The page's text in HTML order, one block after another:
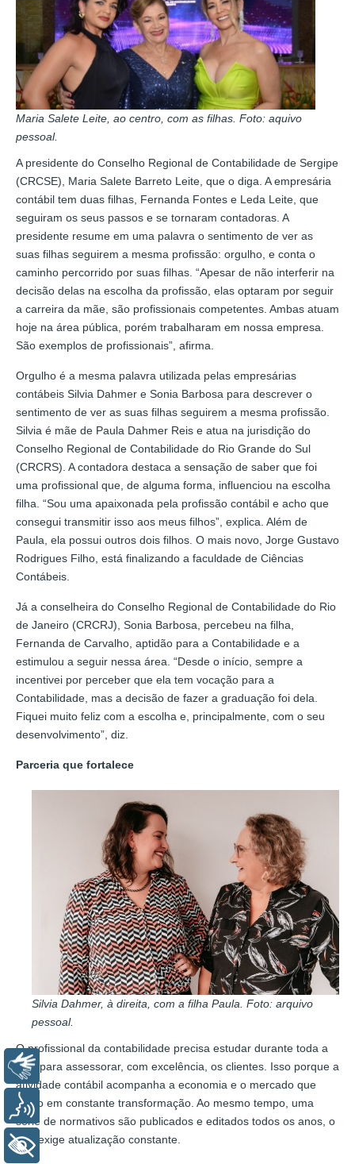
Maria Salete Leite, ao centro, com as filhas. Foto: aquivo
pessoal.
A presidente do Conselho Regional de Contabilidade de Sergipe
(CRCSE), Maria Salete Barreto Leite, que o diga. A empresária
contábil tem duas filhas, Fernanda Fontes e Leda Leite, que
seguiram os seus passos e se tornaram contadoras. A
presidente resume em uma palavra o sentimento de ver as
suas filhas seguirem a mesma profissão: orgulho, e conta o
caminho percorrido por suas filhas. “Apesar de não interferir na
decisão delas na escolha da profissão, elas optaram por seguir
a carreira da mãe, são profissionais competentes. Ambas atuam
hoje na área pública, porém trabalharam em nossa empresa.
São exemplos de profissionais”, afirma.
Orgulho é a mesma palavra utilizada pelas empresárias
contábeis Silvia Dahmer e Sonia Barbosa para descrever o
sentimento de ver as suas filhas seguirem a mesma profissão.
Silvia é mãe de Paula Dahmer Reis e atua na jurisdição do
Conselho Regional de Contabilidade do Rio Grande do Sul
(CRCRS). A contadora destaca a sensação de saber que foi
uma profissional que, de alguma forma, influenciou na escolha
filha. “Sou uma apaixonada pela profissão contábil e acho que
consegui transmitir isso aos meus filhos”, explica. Além de
Paula, ela possui outros dois filhos. O mais novo, Jorge Gustavo
Rodrigues Filho, está finalizando a faculdade de Ciências
Contábeis.
Já a conselheira do Conselho Regional de Contabilidade do Rio
de Janeiro (CRCRJ), Sonia Barbosa, percebeu na filha,
Fernanda de Carvalho, aptidão para a Contabilidade e a
estimulou a seguir nessa área. “Desde o início, sempre a
incentivei por perceber que ela tem vocação para a
Contabilidade, mas a decisão de fazer a graduação foi dela.
Fiquei muito feliz com a escolha e, principalmente, com o seu
desenvolvimento”, diz.
Parceria que fortalece
Silvia Dahmer, à direita, com a filha Paula. Foto: arquivo
pessoal.
O profissional da contabilidade precisa estudar durante toda a
vida para assessorar, com excelência, os clientes. Isso porque a
atividade contábil acompanha a economia e o mercado que
estão em constante transformação. Ao mesmo tempo, uma
série de normativos são publicados e editados todos os anos, o
que exige atualização constante.
Libras
Voz
+ Acessibilidade